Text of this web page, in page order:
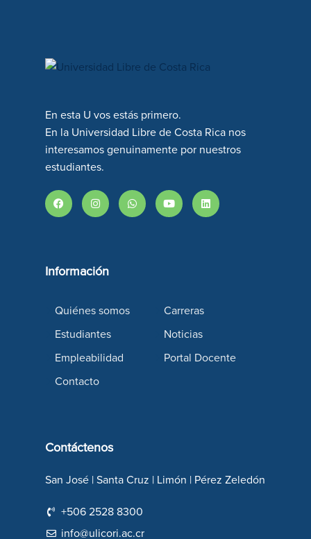
En esta U vos estás primero.
En la Universidad Libre de Costa Rica nos
interesamos genuinamente por nuestros
estudiantes.
Información
Quiénes somos Carreras
Estudiantes Noticias
Empleabilidad Portal Docente
Contacto
Contáctenos
San José | Santa Cruz | Limón | Pérez Zeledón
+506 2528 8300
info@ulicori.ac.cr